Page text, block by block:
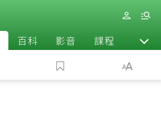
百科 影音 課程 退休